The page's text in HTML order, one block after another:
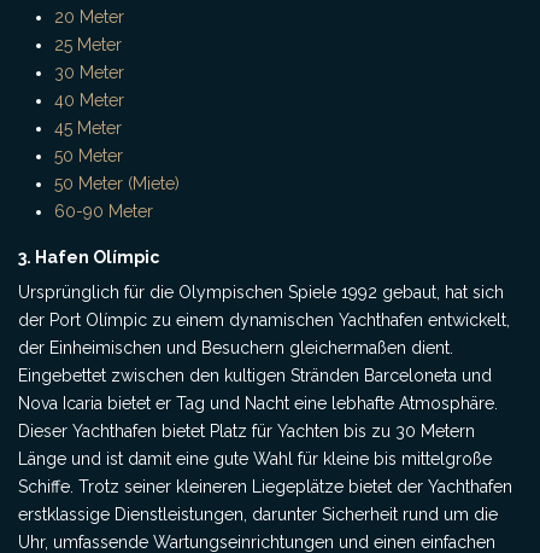
20 Meter
25 Meter
30 Meter
40 Meter
45 Meter
50 Meter
50 Meter (Miete)
60-90 Meter
3. Hafen Olímpic
Ursprünglich für die Olympischen Spiele 1992 gebaut, hat sich
der Port Olímpic zu einem dynamischen Yachthafen entwickelt,
der Einheimischen und Besuchern gleichermaßen dient.
Eingebettet zwischen den kultigen Stränden Barceloneta und
Nova Icaria bietet er Tag und Nacht eine lebhafte Atmosphäre.
Dieser Yachthafen bietet Platz für Yachten bis zu 30 Metern
Länge und ist damit eine gute Wahl für kleine bis mittelgroße
Schiffe. Trotz seiner kleineren Liegeplätze bietet der Yachthafen
erstklassige Dienstleistungen, darunter Sicherheit rund um die
Uhr, umfassende Wartungseinrichtungen und einen einfachen